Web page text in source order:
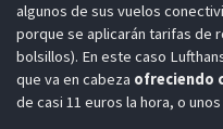
algunos de sus vuelos
porque se aplicarán tarifas de
bolsillos). En este caso
que va en cabeza ofreciendo
de casi 11 euros la hora, o